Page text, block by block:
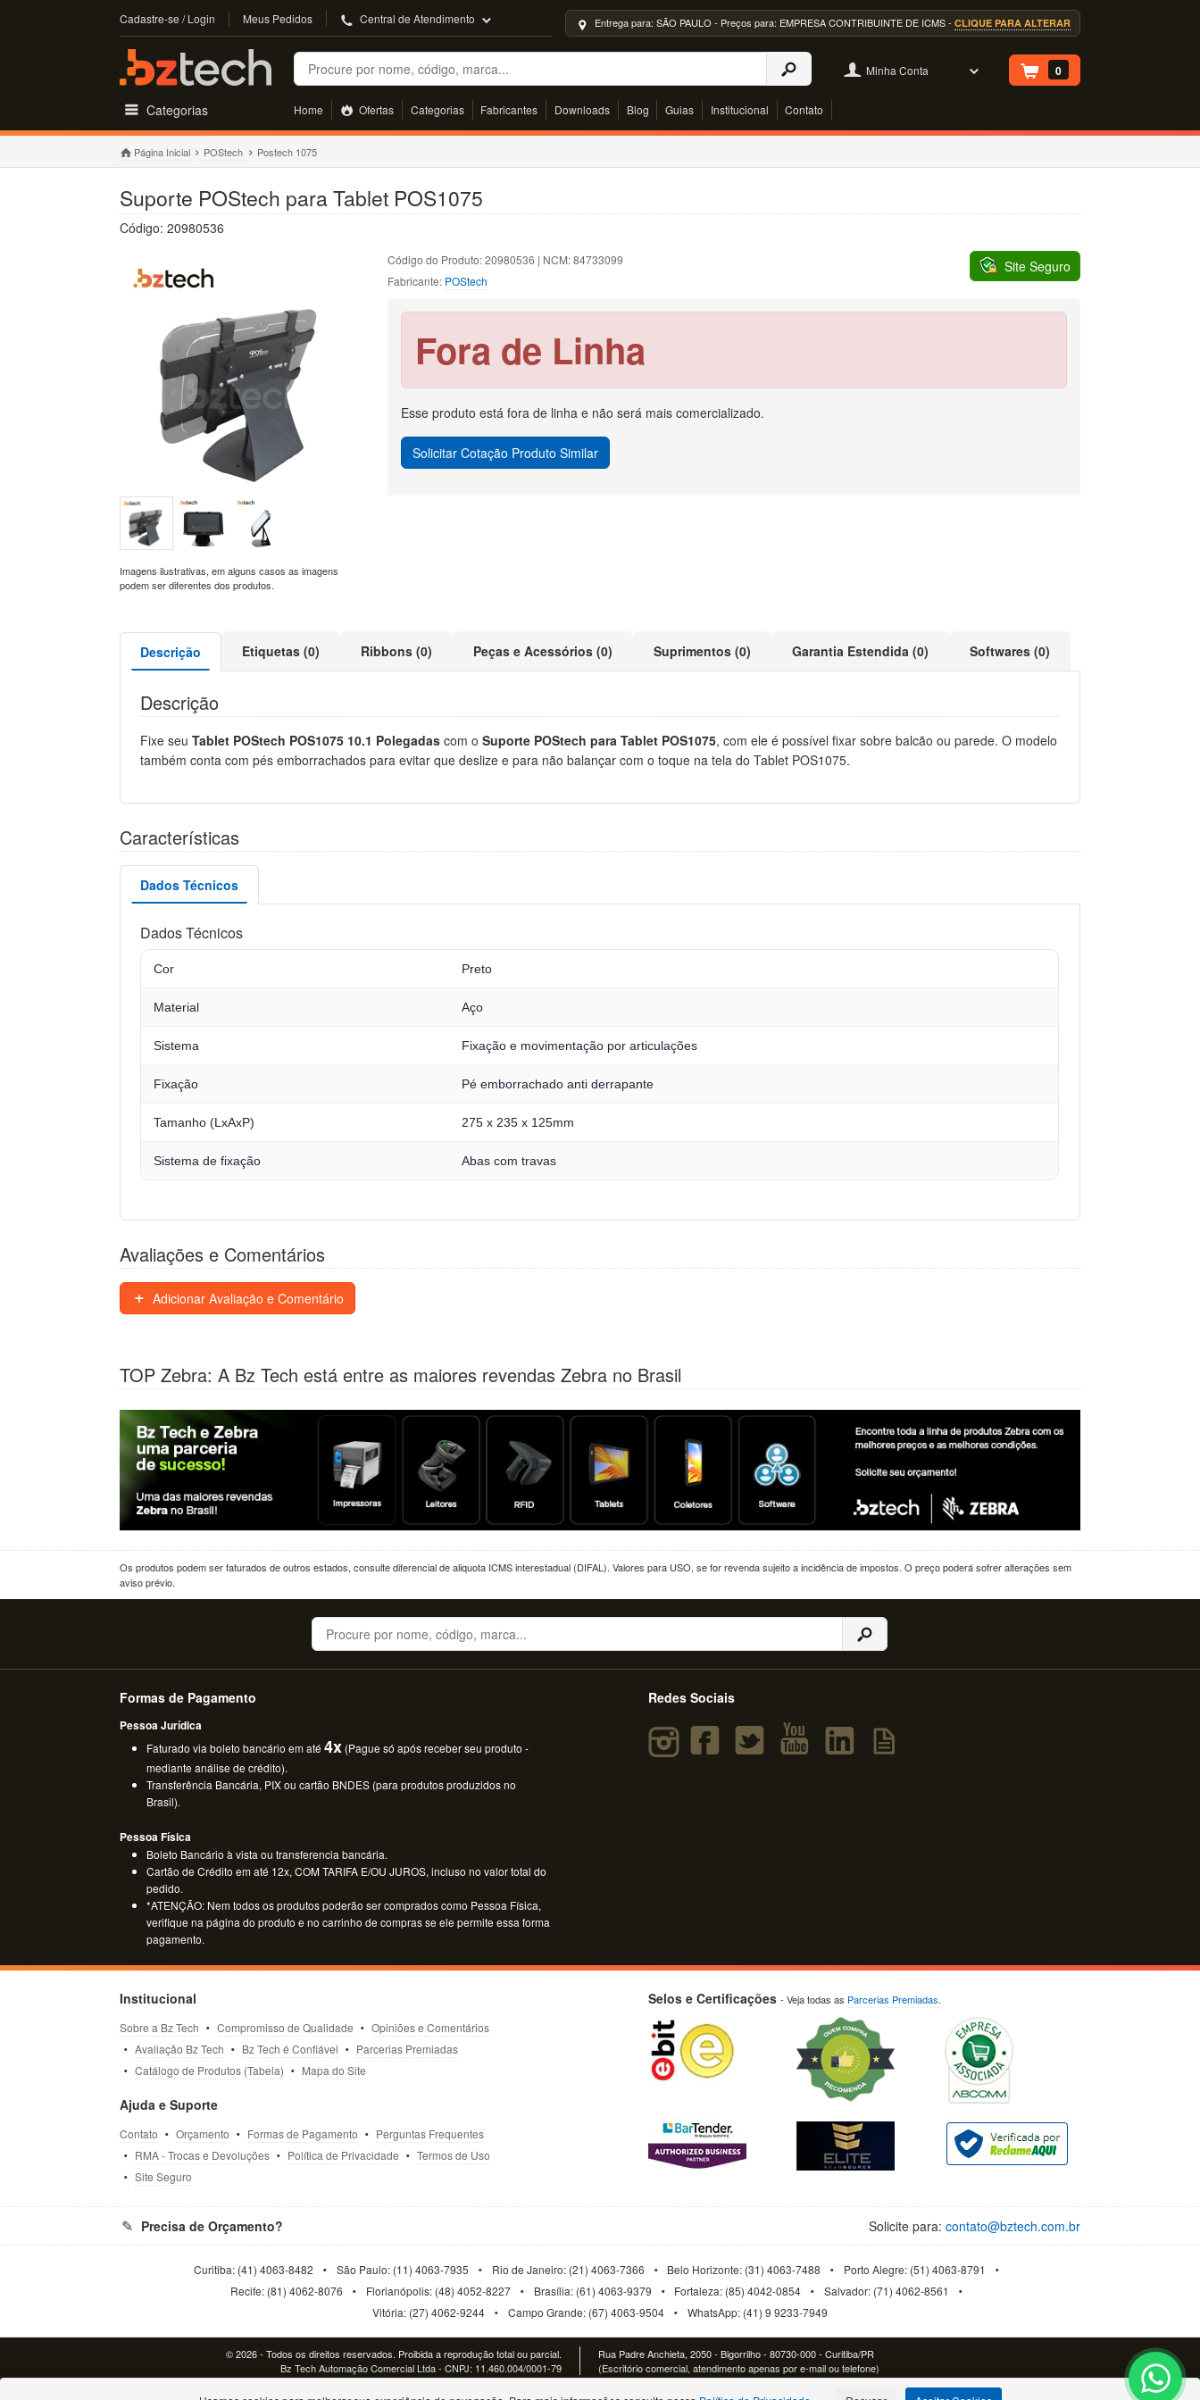
Cadastre-se / Login Meus Pedidos Central de Atendimento Entrega para: SÃO PAULO - Preços para: EMPRESA CONTRIBUINTE DE ICMS - CLIQUE PARA ALTERAR
Buscar
Minha Conta 0
Categorias Home Ofertas Categorias Fabricantes Downloads Blog Guias Institucional Contato
Página Inicial POStech Postech 1075
Suporte POStech para Tablet POS1075
Código: 20980536
Site Seguro
Imagens ilustrativas, em alguns casos as imagens
podem ser diferentes dos produtos.
Código do Produto: 20980536 | NCM: 84733099
Fabricante: POStech
Fora de Linha
Esse produto está fora de linha e não será mais comercializado.
Solicitar Cotação Produto Similar
Descrição Etiquetas (0) Ribbons (0) Peças e Acessórios (0) Suprimentos (0) Garantia Estendida (0) Softwares (0)
Descrição
Fixe seuTablet POStech POS1075 10.1 Polegadas com oSuporte POStech para Tablet POS1075, com ele é possível fixar sobre balcão ou parede. O modelo
também conta com pés emborrachados para evitar que deslize e para não balançar com o toque na tela do Tablet POS1075.
Características
Dados Técnicos
Dados Técnicos
Cor Preto
Material Aço
Sistema Fixação e movimentação por articulações
Fixação Pé emborrachado anti derrapante
Tamanho (LxAxP) 275 x 235 x 125mm
Sistema de fixação Abas com travas
Avaliações e Comentários
Adicionar Avaliação e Comentário
TOP Zebra: A Bz Tech está entre as maiores revendas Zebra no Brasil
Os produtos podem ser faturados de outros estados, consulte diferencial de aliquota ICMS interestadual (DIFAL). Valores para USO, se for revenda sujeito a incidência de impostos. O preço poderá sofrer alterações sem
aviso prévio.
Buscar
Formas de Pagamento
Pessoa Jurídica
Faturado via boleto bancário em até4x (Pague só após receber seu produto -
mediante análise de crédito).
Transferência Bancária, PIX ou cartão BNDES (para produtos produzidos no
Brasil).
Pessoa Física
Boleto Bancário à vista ou transferencia bancária.
Cartão de Crédito em até 12x, COM TARIFA E/OU JUROS, incluso no valor total do
pedido.
*ATENÇÃO: Nem todos os produtos poderão ser comprados como Pessoa Física,
verifique na página do produto e no carrinho de compras se ele permite essa forma
pagamento.
Redes Sociais
Institucional
Sobre a Bz Tech Compromisso de Qualidade
Opiniões e Comentários
Avaliação Bz Tech
Bz Tech é Confiável
Parcerias Premiadas
Catálogo de Produtos (Tabela)
Mapa do Site
Ajuda e Suporte
Contato Orçamento Formas de Pagamento
Perguntas Frequentes
RMA - Trocas e Devoluções
Política de Privacidade
Termos de Uso
Site Seguro
Selos e Certificações - Veja todas as Parcerias Premiadas.
Precisa de Orçamento? Solicite para: contato@bztech.com.br
Curitiba: (41) 4063-8482 São Paulo: (11) 4063-7935 Rio de Janeiro: (21) 4063-7366 Belo Horizonte: (31) 4063-7488
Porto Alegre: (51) 4063-8791
Recife: (81) 4062-8076
Florianópolis: (48) 4052-8227 Brasília: (61) 4063-9379 Fortaleza: (85) 4042-0854
Salvador: (71) 4062-8561
Vitória: (27) 4062-9244
Campo Grande: (67) 4063-9504 WhatsApp: (41) 9 9233-7949
© 2026 - Todos os direitos reservados. Proibida a reprodução total ou parcial.
Bz Tech Automação Comercial Ltda - CNPJ: 11.460.004/0001-79
Rua Padre Anchieta, 2050 - Bigorrilho - 80730-000 - Curitiba/PR
(Escritório comercial, atendimento apenas por e-mail ou telefone)